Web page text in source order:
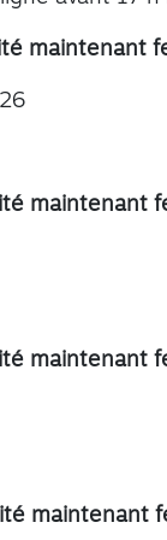
maintenant
maintenant
maintenant
maintenant